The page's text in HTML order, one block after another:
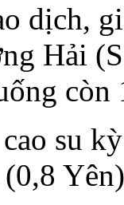
dịch,
Hải
còn
su